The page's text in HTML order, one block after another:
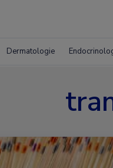
Dermatologie